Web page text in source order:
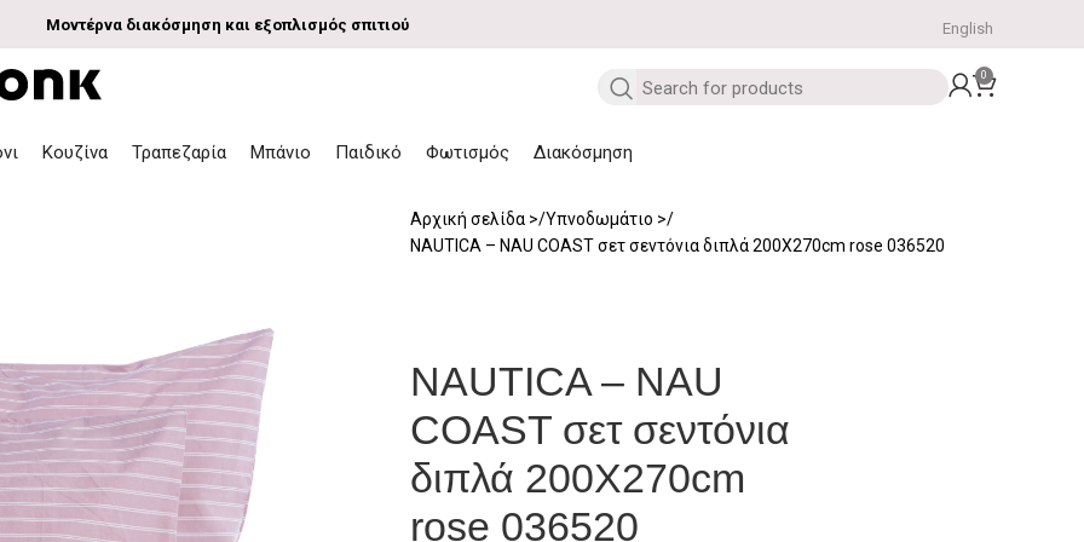
Μοντέρνα διακόσμηση και εξοπλισμός σπιτιού English
0
Κουζίνα Τραπεζαρία Μπάνιο Παιδικό Φωτισμός Διακόσμηση
Αρχική σελίδα
Υπνοδωμάτιο
NAUTICA – NAU COAST σετ σεντόνια διπλά 200Χ270cm rose 036520
NAUTICA – NAU
COAST σετ σεντόνια
διπλά 200Χ270cm
rose 036520